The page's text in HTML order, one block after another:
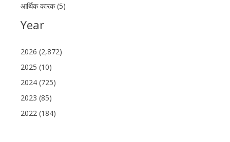
आर्थिक कारक (5)
Year
2026 (2,872)
2025 (10)
2024 (725)
2023 (85)
2022 (184)